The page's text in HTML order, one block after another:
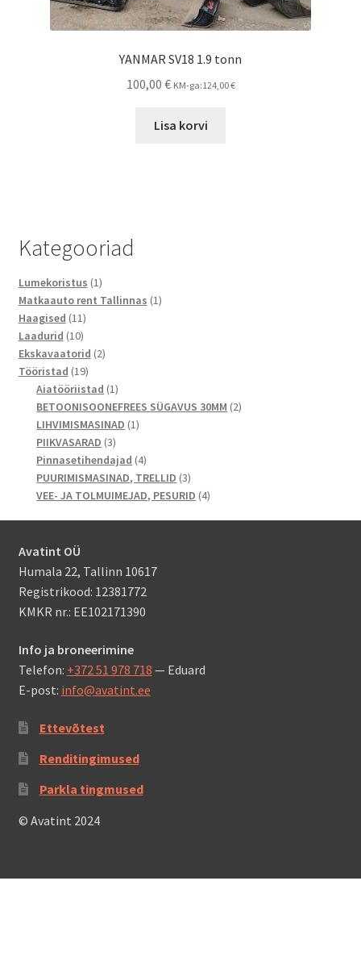
YANMAR SV18 1.9 tonn
100,00 € KM-ga:124,00€
Lisa korvi
Kategooriad
Lumekoristus 11
toode
Matkaauto rent Tallinnas 11
Haagised 1111
toodet
Laadurid 1010
toodet
Ekskavaatorid 22
Tööristad 1919
toodet
Aiatööriistad 11
toode
BETOONISOONEFREES SÜGAVUS 30MM 22
LIHVIMISMASINAD 11
PIIKVASARAD 33
toodet
Pinnasetihendajad 44
toodet
PUURIMISMASINAD, TRELLID 33
toodet
VEE- JA TOLMUIMEJAD, PESURID 44
Avatint OÜ
Humala 22, Tallinn 10617
Registrikood: 12381772
KMKR nr.: EE102171390
Info ja broneerimine
Telefon: +372 51 978 718 — Eduard
E-post: info@avatint.ee
Ettevõtest
Renditingimused
Parkla tingmused
© Avatint 2024